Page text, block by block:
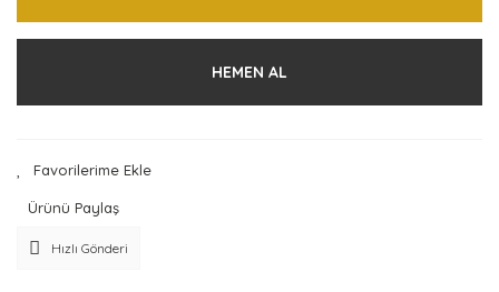
HEMEN AL
Ürünü Paylaş
Hızlı Gönderi